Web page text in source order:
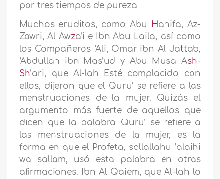
por tres tiempos de pureza.
Muchos eruditos, como Abu Hanifa, Az-
Zawri, Al Awza’i e Ibn Abu Laila, así como
los Compañeros ‘Ali, Omar ibn Al Jattab,
‘Abdullah ibn Mas’ud y Abu Musa Ash-
Sh’ari, que Al-lah Esté complacido con
ellos, dijeron que el Quru’ se refiere a las
menstruaciones de la mujer. Quizás el
argumento más fuerte de aquellos que
dicen que la palabra Quru’ se refiere a
las menstruaciones de la mujer, es la
forma en que el Profeta, sallallahu ‘alaihi
wa sallam, usó esta palabra en otras
afirmaciones. Ibn Al Qaiem, que Al-lah lo